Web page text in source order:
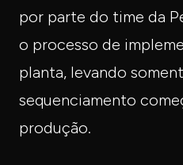
por parte do time da
o processo de
planta, levando
sequenciamento
produção.